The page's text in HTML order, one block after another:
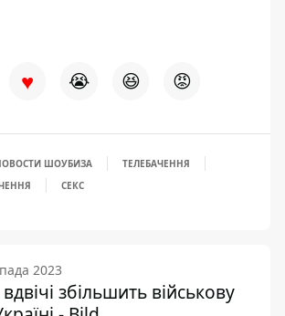
♥ 😭 😆 😡
ШОУБИЗА
ТЕЛЕБАЧЕННЯ
СЕКС
2023
збільшить військову